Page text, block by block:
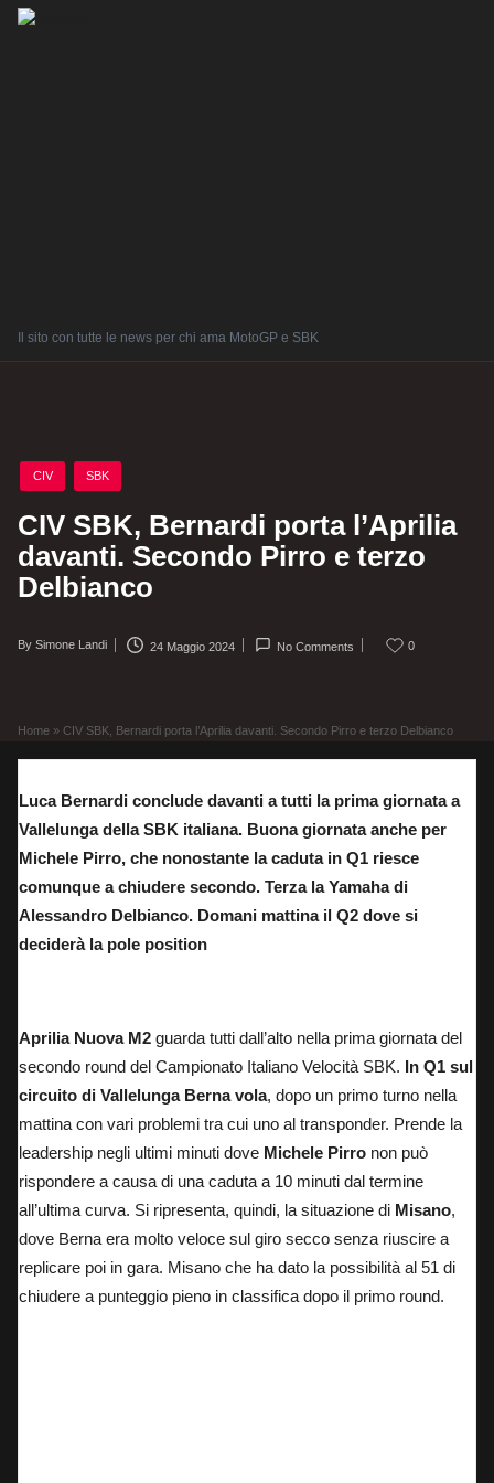
Il sito con tutte le news per chi ama MotoGP e SBK
Posted
in
CIV SBK
CIV SBK, Bernardi porta l’Aprilia
davanti. Secondo Pirro e terzo
Delbianco
Posted
By Simone Landi 24 Maggio 2024 No Comments 0
Home » CIV SBK, Bernardi porta l’Aprilia davanti. Secondo Pirro e terzo Delbianco
Luca Bernardi conclude davanti a tutti la prima giornata a
Vallelunga della SBK italiana. Buona giornata anche per
Michele Pirro, che nonostante la caduta in Q1 riesce
comunque a chiudere secondo. Terza la Yamaha di
Alessandro Delbianco. Domani mattina il Q2 dove si
deciderà la pole position
Aprilia Nuova M2 guarda tutti dall’alto nella prima giornata del
secondo round del Campionato Italiano Velocità SBK. In Q1 sul
circuito di Vallelunga Berna vola, dopo un primo turno nella
mattina con vari problemi tra cui uno al transponder. Prende la
leadership negli ultimi minuti dove Michele Pirro non può
rispondere a causa di una caduta a 10 minuti dal termine
all’ultima curva. Si ripresenta, quindi, la situazione di Misano,
dove Berna era molto veloce sul giro secco senza riuscire a
replicare poi in gara. Misano che ha dato la possibilità al 51 di
chiudere a punteggio pieno in classifica dopo il primo round.